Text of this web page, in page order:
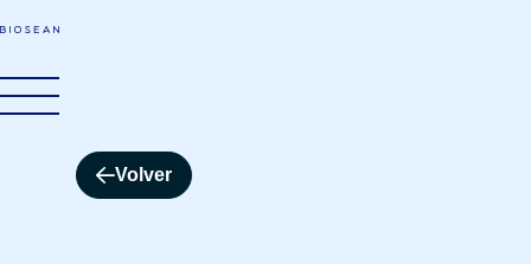
Volver